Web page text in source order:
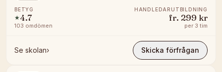
BETYG
★4.7
103 omdömen
HANDLEDARUTBILDNING
fr. 299 kr
per 3 tim
Se skolan› Skicka förfrågan